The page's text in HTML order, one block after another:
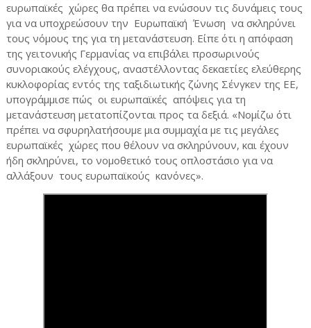
ευρωπαϊκές χώρες θα πρέπει να ενώσουν τις δυνάμεις τους
για να υποχρεώσουν την Ευρωπαϊκή Ένωση να σκληρύνει
τους νόμους της για τη μετανάστευση. Είπε ότι η απόφαση
της γειτονικής Γερμανίας να επιβάλει προσωρινούς
συνοριακούς ελέγχους, αναστέλλοντας δεκαετίες ελεύθερης
κυκλοφορίας εντός της ταξιδιωτικής ζώνης Σένγκεν της ΕΕ,
υπογράμμισε πώς οι ευρωπαϊκές απόψεις για τη
μετανάστευση μετατοπίζονται προς τα δεξιά. «Νομίζω ότι
πρέπει να σφυρηλατήσουμε μια συμμαχία με τις μεγάλες
ευρωπαϊκές χώρες που θέλουν να σκληρύνουν, και έχουν
ήδη σκληρύνει, το νομοθετικό τους οπλοστάσιο για να
αλλάξουν τους ευρωπαϊκούς κανόνες».